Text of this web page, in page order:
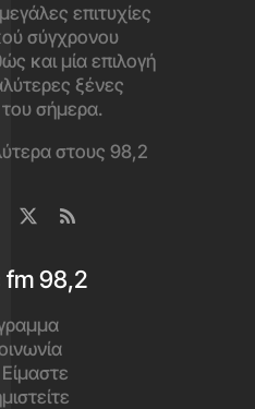
επιτυχίες
σύγχρονου
και μία επιλογή
ξένες
του σήμερα.
στους 98,2
fm 98,2
Είμαστε